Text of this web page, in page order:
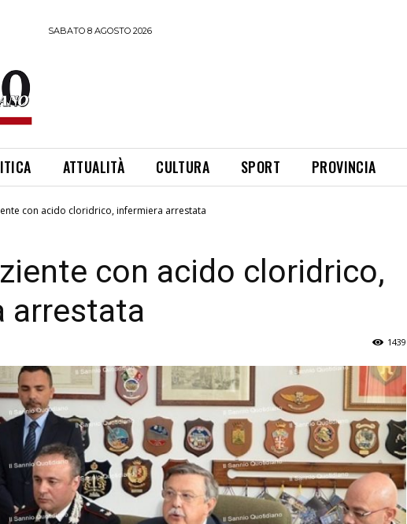
SABATO 8 AGOSTO 2026
ATTUALITÀ CULTURA SPORT PROVINCIA
con acido cloridrico, infermiera arrestata
con acido cloridrico,
arrestata
1439